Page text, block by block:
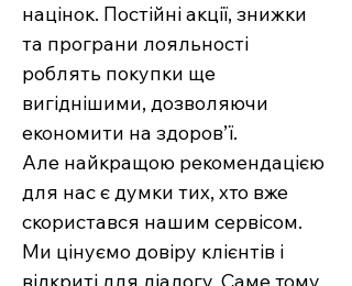
націнок. Постійні акції, знижки
та програни лояльності
роблять покупки ще
вигіднішими, дозволяючи
економити на здоров’ї.
Але найкращою рекомендацією
для нас є думки тих, хто вже
скористався нашим сервісом.
Ми цінуємо довіру клієнтів і